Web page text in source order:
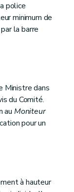
police
minimum de
la barre
Ministre dans
du Comité.
au Moniteur
pour un
à hauteur